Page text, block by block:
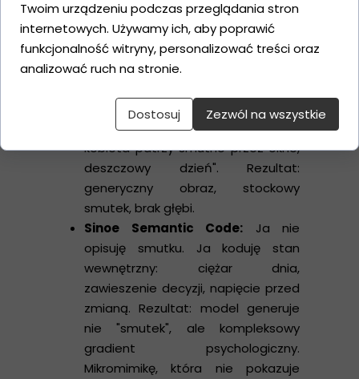
wektor intencji zakodowany w
strukturze semantycznej tekstu.
Podejście amatorskie:"Piękna
kobieta patrzy smutno przez okno,
deszczowy dzień". Rezultat:
generyczny obraz, stockowy
smutek, brak głębi.
Sinoe Semantic Code: Ja nie
opisuję smutku. Ja koduję stan
wewnętrzny: ciężar dnia,
zawieszenie decyzji, napięcie przed
zmianą. Rezultat: model generuje
nie "smutek", ale kompleksowy
gradient psychologiczny.
Mikromimikę, która nie pokazuje
Twoim urządzeniu podczas przeglądania stron
internetowych. Używamy ich, aby poprawić
funkcjonalność witryny, personalizować treści oraz
analizować ruch na stronie.
Dostosuj Zezwól na wszystkie